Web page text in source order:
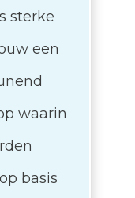
sterke
een
waarin
basis